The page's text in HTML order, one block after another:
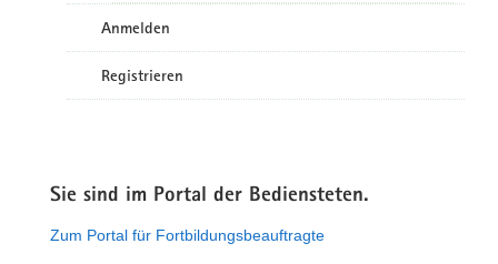
Anmelden
Registrieren
Sie sind im Portal der Bediensteten.
Zum Portal für Fortbildungsbeauftragte